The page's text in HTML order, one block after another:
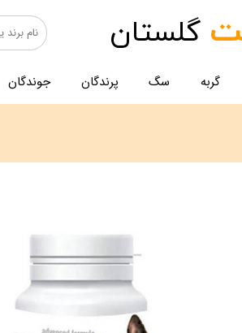
گربه سگ پرندگان جوندگان
گلستان